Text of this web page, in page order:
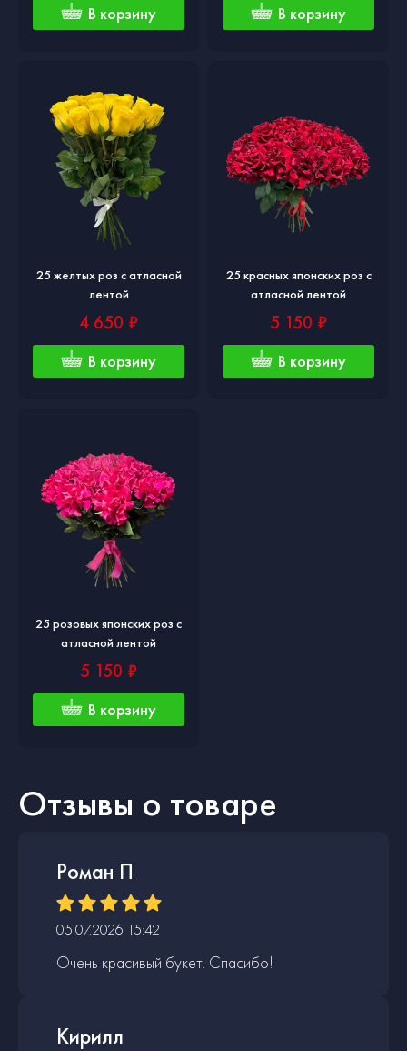
Отзывы о товаре
Роман П
05.07.2026 15:42
Очень красивый букет. Спасибо!
Кирилл
В корзину В корзину
25 желтых роз с атласной
лентой
4 650 ₽
В корзину
25 красных японских роз с
атласной лентой
5 150 ₽
В корзину
25 розовых японских роз с
атласной лентой
5 150 ₽
В корзину